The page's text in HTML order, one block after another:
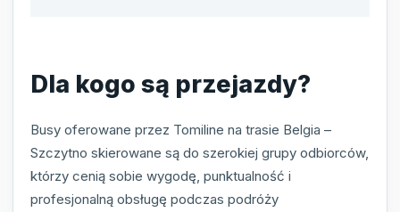
Dla kogo są przejazdy?
Busy oferowane przez Tomiline na trasie Belgia –
Szczytno skierowane są do szerokiej grupy odbiorców,
którzy cenią sobie wygodę, punktualność i
profesjonalną obsługę podczas podróży